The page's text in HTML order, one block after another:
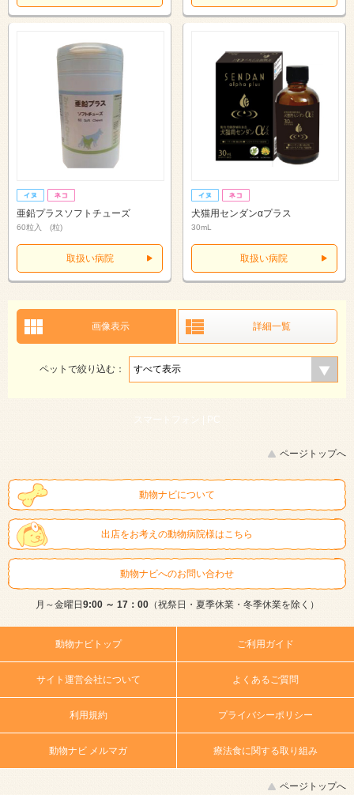
亜鉛プラスソフトチューズ
60粒入 (粒)
取扱い病院
犬猫用センダンαプラス
30mL
取扱い病院
画像表示 詳細一覧
ペットで絞り込む：
スマートフォン | PC
ページトップへ
動物ナビについて
出店をお考えの動物病院様はこちら
動物ナビへのお問い合わせ
月～金曜日9:00 ～ 17：00（祝祭日・夏季休業・冬季休業を除く）
動物ナビトップ ご利用ガイド
サイト運営会社について よくあるご質問
利用規約 プライバシーポリシー
動物ナビ メルマガ 療法食に関する取り組み
ページトップへ